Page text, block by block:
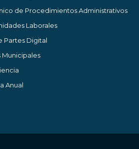
de Procedimientos Administrativos
Laborales
Partes Digital
Municipales
Anual